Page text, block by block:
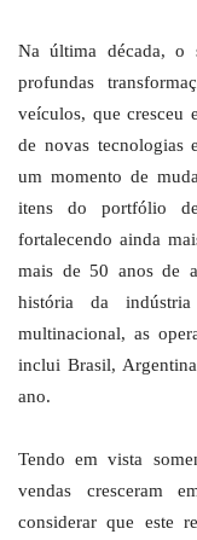
Na última década, o
profundas
veículos, que cresceu
de novas tecnologias
um momento de
itens do portfólio
fortalecendo ainda
mais de 50 anos de
história da
multinacional, as
inclui Brasil,
ano.
Tendo em vista
vendas cresceram
considerar que este